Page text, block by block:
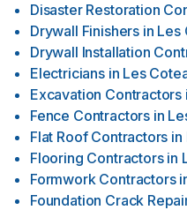
Disaster Restoration
Drywall Finishers in Les
Drywall Installation
Electricians in Les
Excavation Contractors
Fence Contractors in
Flat Roof Contractors in
Flooring Contractors in
Formwork Contractors
Foundation Crack